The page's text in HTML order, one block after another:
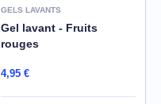
GELS LAVANTS
Gel lavant - Fruits
rouges
4,95 €